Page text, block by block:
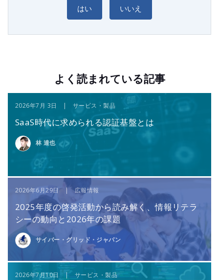
はい いいえ
よく読まれている記事
2026年7月 3日 | サービス・製品
SaaS時代に求められる認証基盤とは
林 達也
2026年6月29日 | 広報情報
2025年度の啓発活動から読み解く、情報リテラ
シーの動向と2026年の課題
サイバー・グリッド・ジャパン
2026年7月10日 | サービス・製品